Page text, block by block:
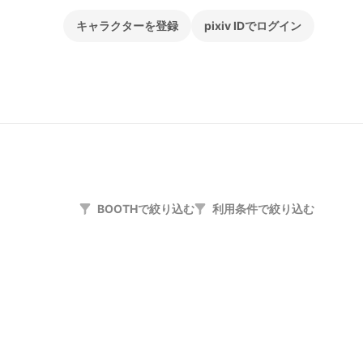
キャラクターを登録 pixiv IDでログイン
BOOTHで絞り込む 利用条件で絞り込む